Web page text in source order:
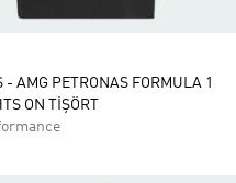
- AMG PETRONAS FORMULA 1
ON TİŞÖRT